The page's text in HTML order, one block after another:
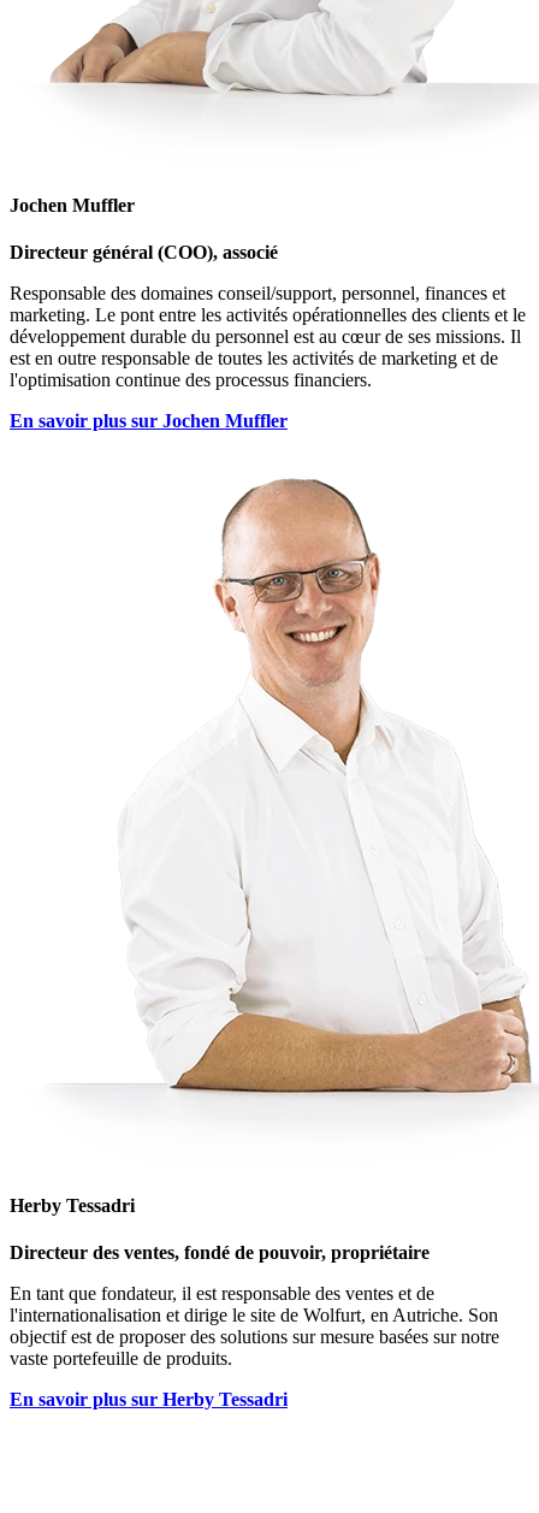
Jochen Muffler
Directeur général (COO), associé
Responsable des domaines conseil/support, personnel, finances et
marketing. Le pont entre les activités opérationnelles des clients et le
développement durable du personnel est au cœur de ses missions. Il
est en outre responsable de toutes les activités de marketing et de
l'optimisation continue des processus financiers.
En savoir plus sur Jochen Muffler
Herby Tessadri
Directeur des ventes, fondé de pouvoir, propriétaire
En tant que fondateur, il est responsable des ventes et de
l'internationalisation et dirige le site de Wolfurt, en Autriche. Son
objectif est de proposer des solutions sur mesure basées sur notre
vaste portefeuille de produits.
En savoir plus sur Herby Tessadri